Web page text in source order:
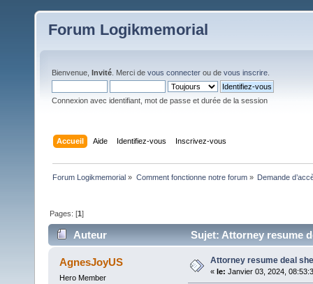
Forum Logikmemorial
Bienvenue, Invité . Merci de vous connecter ou de vous inscrire
Connexion avec identifiant, mot de passe et durée de la session
Accueil Aide Identifiez-vous Inscrivez-vous
Forum Logikmemorial » Comment fonctionne notre forum» Demande
Pages: [1]
Auteur Sujet: Attorney resume
AgnesJoyUS
Hero Member
Attorney resume deal
« le: Janvier 03, 2024,